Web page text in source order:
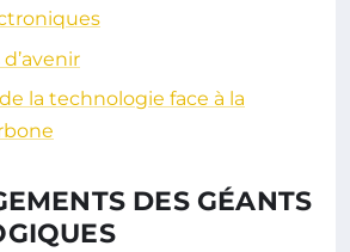
la technologie face à la
DES GÉANTS